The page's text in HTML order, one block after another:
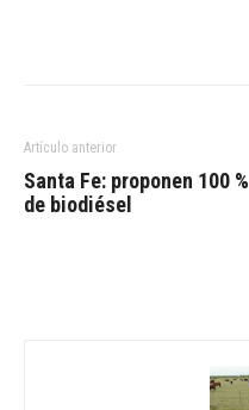
Artículo anterior
Santa Fe: proponen 100 %
de biodiésel